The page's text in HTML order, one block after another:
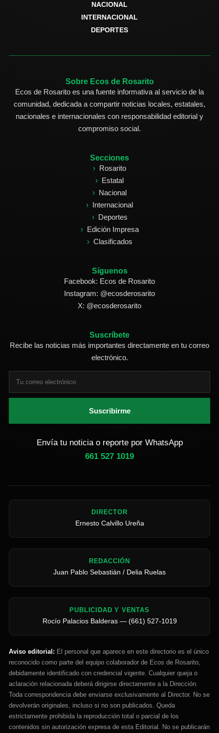
NACIONAL
INTERNACIONAL
DEPORTES
Sobre Ecos de Rosarito
Ecos de Rosarito es una fuente informativa al servicio de la
comunidad, dedicada a compartir noticias locales, estatales,
nacionales e internacionales con responsabilidad editorial y
compromiso social.
Secciones
Rosarito
Estatal
Nacional
Internacional
Deportes
Edición Impresa
Clasificados
Síguenos
Facebook: Ecos de Rosarito
Instagram: @ecosderosarito
X: @ecosderosarito
Suscríbete
Recibe las noticias más importantes directamente en tu correo
electrónico.
Suscribirme
Envía tu noticia o reporte por WhatsApp
661 527 1019
DIRECTOR
Ernesto Calvillo Ureña
REDACCIÓN
Juan Pablo Sebastián / Delia Ruelas
PUBLICIDAD Y VENTAS
Rocío Palacios Balderas — (661) 527-1019
Aviso editorial: El personal que aparece en este directorio es el único
reconocido como parte del equipo colaborador de Ecos de Rosarito,
debidamente identificado con credencial vigente. Cualquier queja o
aclaración relacionada deberá dirigirse directamente a la Dirección.
Toda correspondencia debe enviarse exclusivamente al Director. No se
devolverán originales, incluso si no son publicados. Queda
estrictamente prohibida la reproducción total o parcial de los
contenidos sin autorización expresa de esta Editorial. No se publicarán